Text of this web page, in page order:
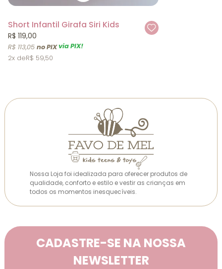
Short Infantil Girafa Siri Kids
R$ 113,05 via PIX!
R$ 119,00
2x R$ 59,50
Nossa Loja foi idealizada para oferecer produtos de
qualidade, conforto e estilo e vestir as crianças em
todos os momentos inesquecíveis.
CADASTRE-SE NA NOSSA
NEWSLETTER